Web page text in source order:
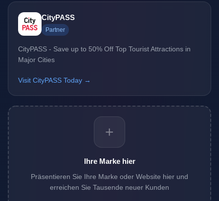
CityPASS
Partner
CityPASS - Save up to 50% Off Top Tourist Attractions in
Major Cities
Visit CityPASS Today →
+
Ihre Marke hier
Präsentieren Sie Ihre Marke oder Website hier und
erreichen Sie Tausende neuer Kunden